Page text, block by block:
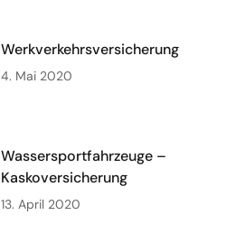
Werkverkehrsversicherung
4. Mai 2020
Wassersportfahrzeuge –
Kaskoversicherung
13. April 2020